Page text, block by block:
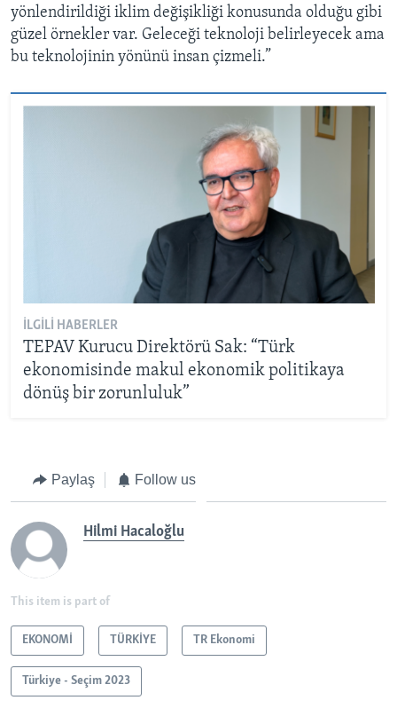
yönlendirildiği iklim değişikliği konusunda olduğu gibi
güzel örnekler var. Geleceği teknoloji belirleyecek ama
bu teknolojinin yönünü insan çizmeli.”
İLGILI HABERLER
TEPAV Kurucu Direktörü Sak: “Türk
ekonomisinde makul ekonomik politikaya
dönüş bir zorunluluk”
Paylaş Follow us
Hilmi Hacaloğlu
This item is part of
EKONOMİ TÜRKİYE TR Ekonomi
Türkiye - Seçim 2023